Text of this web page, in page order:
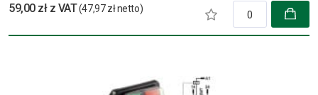
59,00 zł z VAT(47,97 zł netto)